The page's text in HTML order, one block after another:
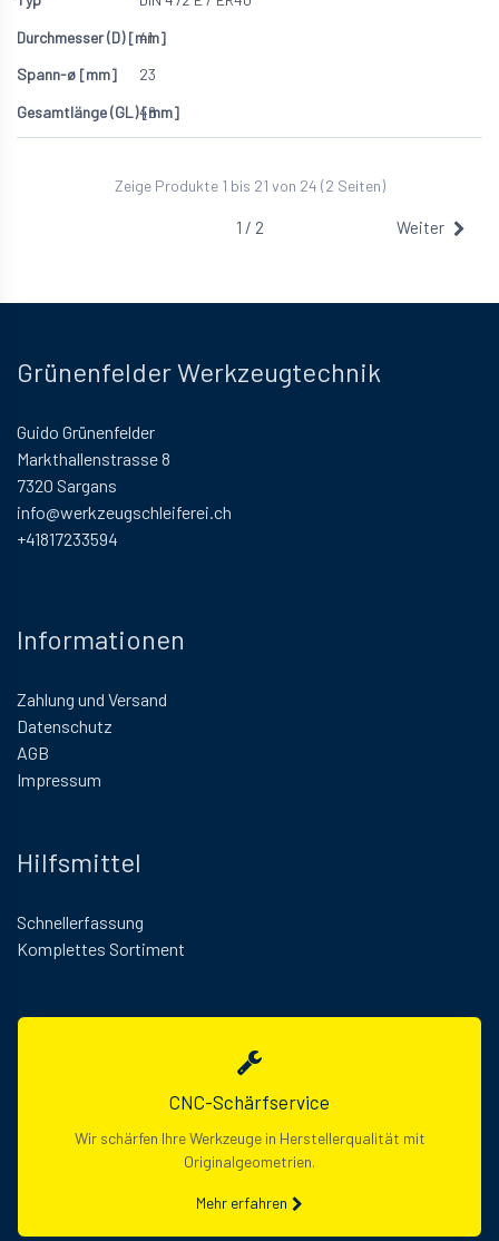
41
23
46
Zeige Produkte 1 bis 21 von 24 (2 Seiten)
1 / 2 Weiter
Grünenfelder Werkzeugtechnik
Guido Grünenfelder
Markthallenstrasse 8
7320 Sargans
info@werkzeugschleiferei.ch
+41817233594
Informationen
Zahlung und Versand
Datenschutz
AGB
Impressum
Hilfsmittel
Schnellerfassung
Komplettes Sortiment
CNC-Schärfservice
Wir schärfen Ihre Werkzeuge in Herstellerqualität mit
Originalgeometrien.
Mehr erfahren